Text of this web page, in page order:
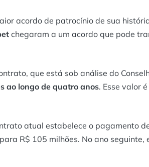
acordo de patrocínio de sua
chegaram a um acordo que pode
que está sob análise do
ao longo de quatro anos. Esse valor
atual estabelece o pagamento
R$ 105 milhões. No ano seguinte,